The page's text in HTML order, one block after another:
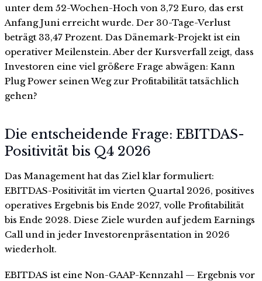
unter dem 52-Wochen-Hoch von 3,72 Euro, das erst
Anfang Juni erreicht wurde. Der 30-Tage-Verlust
beträgt 33,47 Prozent. Das Dänemark-Projekt ist ein
operativer Meilenstein. Aber der Kursverfall zeigt, dass
Investoren eine viel größere Frage abwägen: Kann
Plug Power seinen Weg zur Profitabilität tatsächlich
gehen?
Die entscheidende Frage: EBITDAS-
Positivität bis Q4 2026
Das Management hat das Ziel klar formuliert:
EBITDAS-Positivität im vierten Quartal 2026, positives
operatives Ergebnis bis Ende 2027, volle Profitabilität
bis Ende 2028. Diese Ziele wurden auf jedem Earnings
Call und in jeder Investorenpräsentation in 2026
wiederholt.
EBITDAS ist eine Non-GAAP-Kennzahl — Ergebnis vor